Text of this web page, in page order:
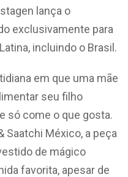
lança o
exclusivamente para
incluindo o Brasil.
em que uma mãe
seu filho
só come o que gosta.
Saatchi México, a peça
de mágico
favorita, apesar de